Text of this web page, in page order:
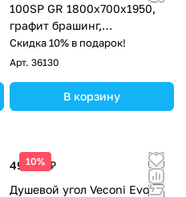
100SP GR 1800х700x1950,
графит брашинг,
тонированное стекло
Скидка 10% в подарок!
Арт. 36130
В корзину
10%
49 233 ₽
Душевой угол Veconi Evo